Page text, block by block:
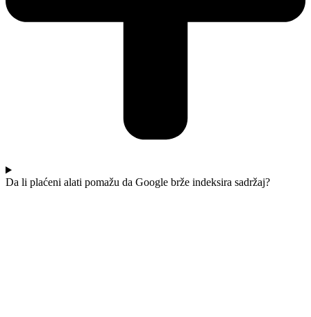
Da li plaćeni alati pomažu da Google brže indeksira sadržaj?